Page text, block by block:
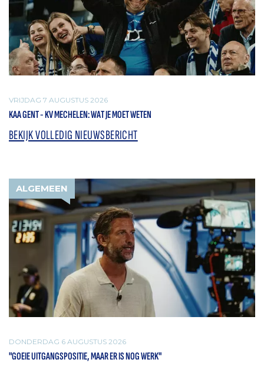
VRIJDAG 7 AUGUSTUS 2026
KAA GENT - KV MECHELEN: WAT JE MOET WETEN
BEKIJK VOLLEDIG NIEUWSBERICHT
ALGEMEEN
DONDERDAG 6 AUGUSTUS 2026
"GOEIE UITGANGSPOSITIE, MAAR ER IS NOG WERK"